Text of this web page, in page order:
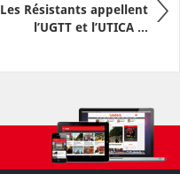
Les Résistants appellent
l’UGTT et l’UTICA ...